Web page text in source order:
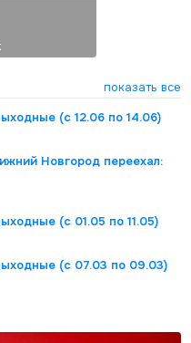
показать все
(с 12.06 по 14.06)
Новгород переехал:
(с 01.05 по 11.05)
(с 07.03 по 09.03)